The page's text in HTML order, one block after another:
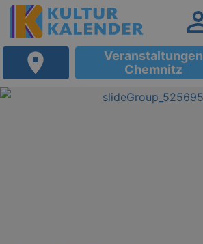
Veranstaltungen
Chemnitz